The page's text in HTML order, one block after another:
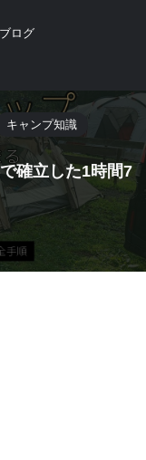
ログ
キャンプ知識
確立した1時間7